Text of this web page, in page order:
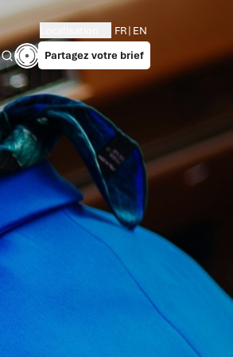
RecherchePartagez votre brief
FR EN